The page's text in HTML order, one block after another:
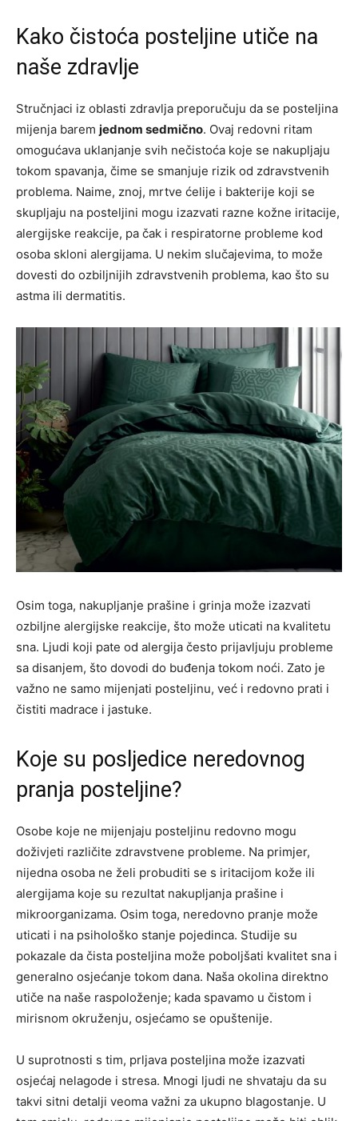
Kako čistoća posteljine utiče na
naše zdravlje
Stručnjaci iz oblasti zdravlja preporučuju da se posteljina
mijenja barem jednom sedmično. Ovaj redovni ritam
omogućava uklanjanje svih nečistoća koje se nakupljaju
tokom spavanja, čime se smanjuje rizik od zdravstvenih
problema. Naime, znoj, mrtve ćelije i bakterije koji se
skupljaju na posteljini mogu izazvati razne kožne iritacije,
alergijske reakcije, pa čak i respiratorne probleme kod
osoba skloni alergijama. U nekim slučajevima, to može
dovesti do ozbiljnijih zdravstvenih problema, kao što su
astma ili dermatitis.
Osim toga, nakupljanje prašine i grinja može izazvati
ozbiljne alergijske reakcije, što može uticati na kvalitetu
sna. Ljudi koji pate od alergija često prijavljuju probleme
sa disanjem, što dovodi do buđenja tokom noći. Zato je
važno ne samo mijenjati posteljinu, već i redovno prati i
čistiti madrace i jastuke.
Koje su posljedice neredovnog
pranja posteljine?
Osobe koje ne mijenjaju posteljinu redovno mogu
doživjeti različite zdravstvene probleme. Na primjer,
nijedna osoba ne želi probuditi se s iritacijom kože ili
alergijama koje su rezultat nakupljanja prašine i
mikroorganizama. Osim toga, neredovno pranje može
uticati i na psihološko stanje pojedinca. Studije su
pokazale da čista posteljina može poboljšati kvalitet sna i
generalno osjećanje tokom dana. Naša okolina direktno
utiče na naše raspoloženje; kada spavamo u čistom i
mirisnom okruženju, osjećamo se opuštenije.
U suprotnosti s tim, prljava posteljina može izazvati
osjećaj nelagode i stresa. Mnogi ljudi ne shvataju da su
takvi sitni detalji veoma važni za ukupno blagostanje. U